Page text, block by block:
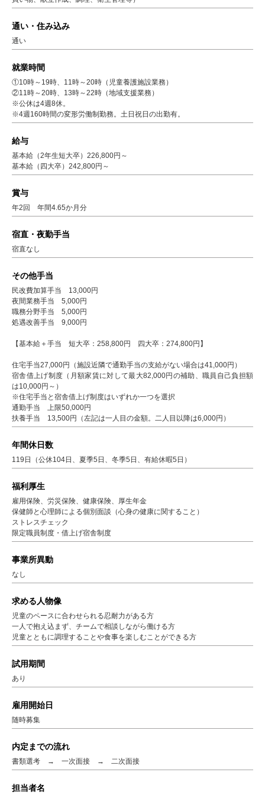
通い・住み込み
通い
就業時間
①10時～19時、11時～20時（児童養護施設業務）
②11時～20時、13時～22時（地域支援業務）
※公休は4週8休。
※4週160時間の変形労働制勤務。土日祝日の出勤有。
給与
基本給（2年生短大卒）226,800円～
基本給（四大卒）242,800円～
賞与
年2回 年間4.65か月分
宿直・夜勤手当
宿直なし
その他手当
民改費加算手当 13,000円
夜間業務手当 5,000円
職務分野手当 5,000円
処遇改善手当 9,000円
【基本給＋手当 短大卒：258,800円 四大卒：274,800円】
住宅手当27,000円（施設近隣で通勤手当の支給がない場合は41,000円）
宿舎借上げ制度（月額家賃に対して最大82,000円の補助、職員自己負担額
は10,000円～）
※住宅手当と宿舎借上げ制度はいずれか一つを選択
通勤手当 上限50,000円
扶養手当 13,500円（左記は一人目の金額。二人目以降は6,000円）
年間休日数
119日（公休104日、夏季5日、冬季5日、有給休暇5日）
福利厚生
雇用保険、労災保険、健康保険、厚生年金
保健師と心理師による個別面談（心身の健康に関すること）
ストレスチェック
限定職員制度・借上げ宿舎制度
事業所異動
なし
求める人物像
児童のペースに合わせられる忍耐力がある方
一人で抱え込まず、チームで相談しながら働ける方
児童とともに調理することや食事を楽しむことができる方
試用期間
あり
雇用開始日
随時募集
内定までの流れ
書類選考 → 一次面接 → 二次面接
担当者名